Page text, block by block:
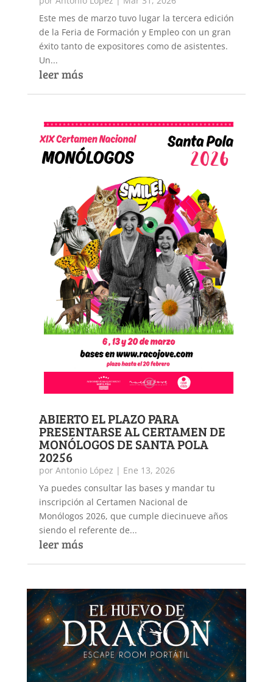
Este mes de marzo tuvo lugar la tercera edición
de la Feria de Formación y Empleo con un gran
éxito tanto de expositores como de asistentes.
Un...
leer más
ABIERTO EL PLAZO PARA
PRESENTARSE AL CERTAMEN DE
MONÓLOGOS DE SANTA POLA
20256
por Antonio López | Ene 13, 2026
Ya puedes consultar las bases y mandar tu
inscripción al Certamen Nacional de
Monólogos 2026, que cumple diecinueve años
siendo el referente de...
leer más